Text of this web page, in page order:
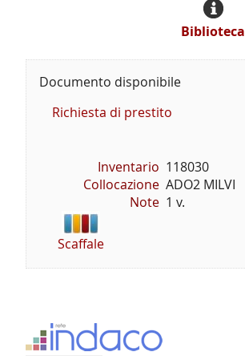
Biblioteca
Documento disponibile
Richiesta di prestito
Inventario 118030
Collocazione ADO2 MILVI
Note 1 v.
Scaffale